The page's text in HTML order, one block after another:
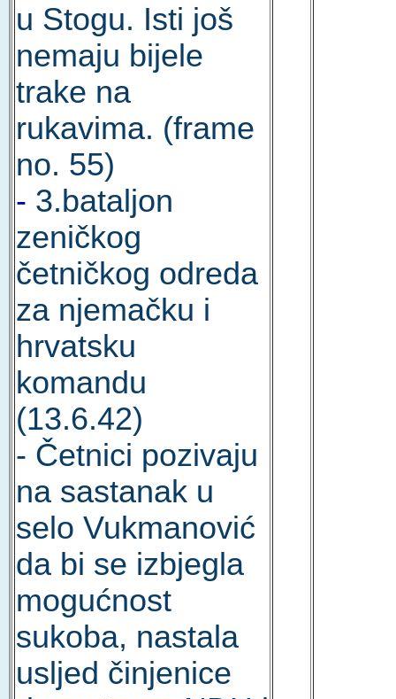
u Stogu. Isti još
nemaju bijele
trake na
rukavima. (frame
no. 55)
- 3.bataljon
zeničkog
četničkog odreda
za njemačku i
hrvatsku
komandu
(13.6.42)
- Četnici pozivaju
na sastanak u
selo Vukmanović
da bi se izbjegla
mogućnost
sukoba, nastala
usljed činjenice